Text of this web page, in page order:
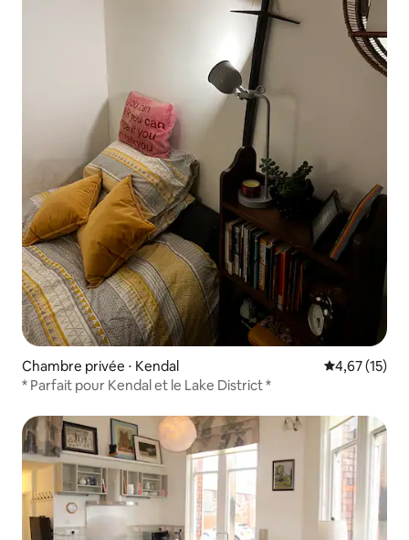
Chambre privée ⋅ Kendal Évaluation
4,67 (15)
* Parfait pour Kendal et le Lake District *